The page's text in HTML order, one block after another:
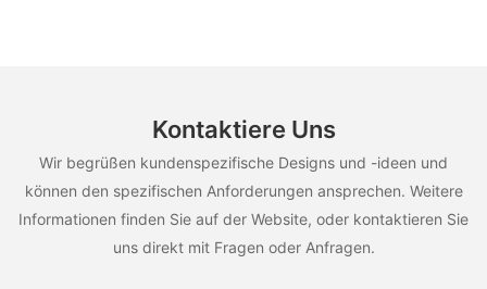
Kontaktiere Uns
Wir begrüßen kundenspezifische Designs und -ideen und
können den spezifischen Anforderungen ansprechen. Weitere
Informationen finden Sie auf der Website, oder kontaktieren Sie
uns direkt mit Fragen oder Anfragen.